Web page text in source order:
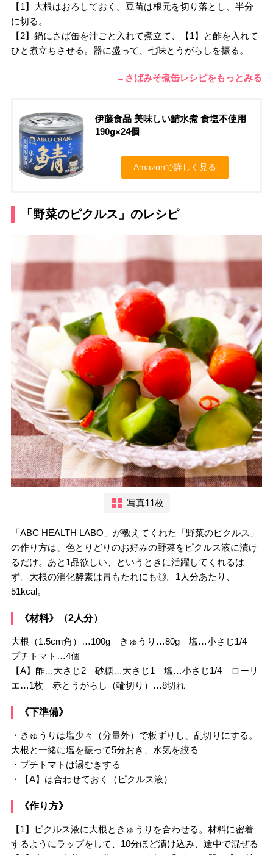
【1】大根はおろしておく。豆苗は根元を切り落とし、半分
に切る。
【2】鍋にさば缶を汁ごと入れて煮立て、【1】と酢を入れて
ひと煮立ちさせる。器に盛って、七味とうがらしを振る。
→さばみそ煮缶レシピをもっとみる
伊藤食品 美味しい鯖水煮 食塩不使用
190g×24個
Amazonで詳しく見る
「野菜のピクルス」のレシピ
写真11枚
「ABC HEALTH LABO」が教えてくれた「野菜のピクルス」
の作り方は、色とりどりのお好みの野菜をピクルス液に漬け
るだけ。あと1品欲しい、というときに活躍してくれるは
ず。大根の消化酵素は胃もたれにも◎。1人分あたり、
51kcal。
《材料》（2人分）
大根（1.5cm角）…100g きゅうり…80g 塩…小さじ1/4
プチトマト…4個
【A】酢…大さじ2 砂糖…大さじ1 塩…小さじ1/4 ローリ
エ…1枚 赤とうがらし（輪切り）…8切れ
《下準備》
・きゅうりは塩少々（分量外）で板ずりし、乱切りにする。
大根と一緒に塩を振って5分おき、水気を絞る
・プチトマトは湯むきする
・【A】は合わせておく（ピクルス液）
《作り方》
【1】ピクルス液に大根ときゅうりを合わせる。材料に密着
するようにラップをして、10分ほど漬け込み、途中で混ぜる